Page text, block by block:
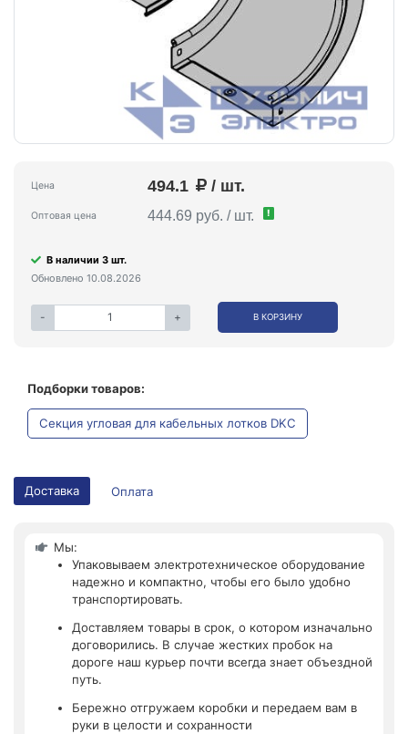
Цена 494.1 / шт.
Оптовая цена 444.69 руб. / шт. !
В наличии 3 шт.
Обновлено 10.08.2026
- + В КОРЗИНУ
Подборки товаров:
Секция угловая для кабельных лотков DKC
Доставка Оплата
Мы:
Упаковываем электротехническое оборудование
надежно и компактно, чтобы его было удобно
транспортировать.
Доставляем товары в срок, о котором изначально
договорились. В случае жестких пробок на
дороге наш курьер почти всегда знает объездной
путь.
Бережно отгружаем коробки и передаем вам в
руки в целости и сохранности